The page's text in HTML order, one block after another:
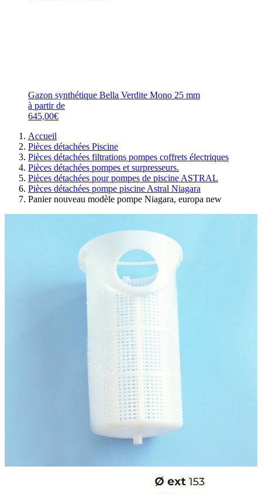
Gazon synthétique Bella Verdite Mono 25 mm
à partir de
645,00€
Accueil
Pièces détachées Piscine
Pièces détachées filtrations pompes coffrets électriques
Pièces détachées pompes et surpresseurs.
Pièces détachées pour pompes de piscine ASTRAL
Pièces détachées pompe piscine Astral Niagara
Panier nouveau modèle pompe Niagara, europa new